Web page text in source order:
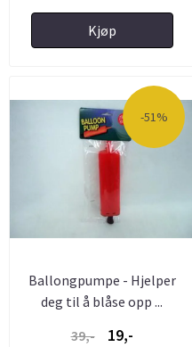
Kjøp
-51%
Ballongpumpe - Hjelper
deg til å blåse opp ...
39,-
19,-